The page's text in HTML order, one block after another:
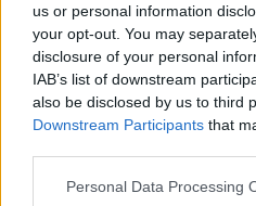
us or personal information
your opt-out. You may
disclosure of your personal
IAB’s list of downstream
also be disclosed by us to third
Downstream Participants that
Please note that this website/
Personal Data Processing
Viverone (BI) - 20.3km
Loc. Masseria